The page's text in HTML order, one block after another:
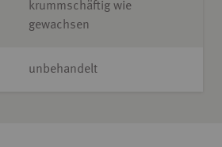
krummschäftig wie
gewachsen
unbehandelt